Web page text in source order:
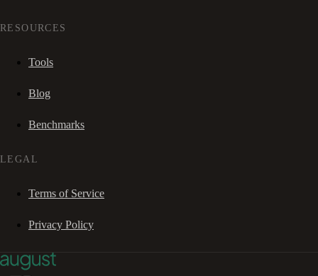
RESOURCES
Tools
Blog
Benchmarks
LEGAL
Terms of Service
Privacy Policy